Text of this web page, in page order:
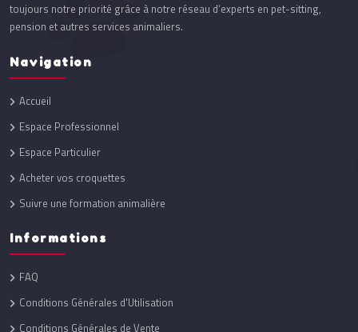
toujours notre priorité grâce à notre réseau d’experts en pet-sitting,
pension et autres services animaliers.
Navigation
Accueil
Espace Professionnel
Espace Particulier
Acheter vos croquettes
Suivre une formation animalière
Informations
FAQ
Conditions Générales d'Utilisation
Conditions Générales de Vente